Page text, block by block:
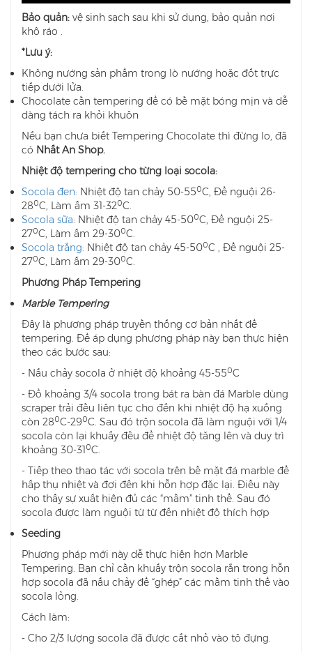
Bảo quản: vệ sinh sạch sau khi sử dụng, bảo quản nơi
khô ráo .
*Lưu ý:
Không nướng sản phẩm trong lò nướng hoặc đốt trực
tiếp dưới lửa.
Chocolate cần tempering để có bề mặt bóng mịn và dễ
dàng tách ra khỏi khuôn
Nếu bạn chưa biết Tempering Chocolate thì đừng lo, đã
có Nhất An Shop.
Nhiệt độ tempering cho từng loại socola:
Socola đen: Nhiệt độ tan chảy 50-550C, Để nguội 26-
280C, Làm ấm 31-320C.
Socola sữa: Nhiệt độ tan chảy 45-500C, Để nguội 25-
270C, Làm ấm 29-300C.
Socola trắng: Nhiệt độ tan chảy 45-500C , Để nguội 25-
270C, Làm ấm 29-300C.
Phương Pháp Tempering
Marble Tempering
Đây là phương pháp truyền thống cơ bản nhất để
tempering. Để áp dụng phương pháp này bạn thực hiện
theo các bước sau:
- Nấu chảy socola ở nhiệt độ khoảng 45-550C
- Đổ khoảng 3/4 socola trong bát ra bàn đá Marble dùng
scraper trải đều liên tục cho đến khi nhiệt độ hạ xuống
còn 280C-290C. Sau đó trộn socola đã làm nguội với 1/4
socola còn lại khuấy đều để nhiệt độ tăng lên và duy trì
khoảng 30-310C.
- Tiếp theo thao tác với socola trên bề mặt đá marble để
hấp thụ nhiệt và đợi đến khi hỗn hợp đặc lại. Điều này
cho thấy sự xuất hiện đủ các “mầm” tinh thể. Sau đó
socola được làm nguội từ từ đến nhiệt độ thích hợp
Seeding
Phương pháp mới này dễ thực hiện hơn Marble
Tempering. Bạn chỉ cần khuấy trộn socola rắn trong hỗn
hợp socola đã nấu chảy để “ghép” các mầm tinh thể vào
socola lỏng.
Cách làm:
- Cho 2/3 lượng socola đã được cắt nhỏ vào tô đựng.